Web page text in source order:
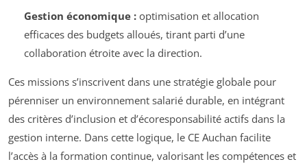
Gestion économique :optimisation et allocation
efficaces des budgets alloués, tirant parti d’une
collaboration étroite avec la direction.
Ces missions s’inscrivent dans une stratégie globale pour
pérenniser un environnement salarié durable, en intégrant
des critères d’inclusion et d’écoresponsabilité actifs dans la
gestion interne. Dans cette logique, le CE Auchan facilite
l’accès à la formation continue, valorisant les compétences et